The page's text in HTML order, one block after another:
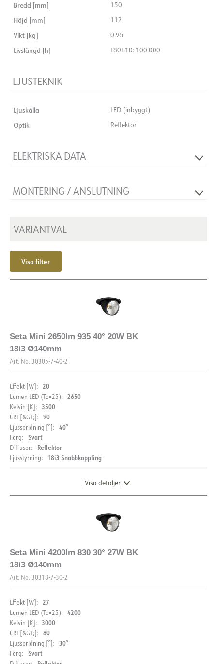
Bredd [mm] 150
Höjd [mm] 112
Vikt [kg] 0.95
Livslängd [h] L80B10: 100 000
LJUSTEKNIK
Ljuskälla LED (inbyggt)
Optik Reflektor
ELEKTRISKA DATA
Spänning [V] 230V 50Hz
Max. last per kurs - B16
40
25
150
MONTERING / ANSLUTNING
Håltagning [mm]
VARIANTVAL
Visa filter
Seta Mini 2650lm 935 40° 20W BK
18i3 Ø140mm
Art. No. 30305-7-40-2
Effekt [W]: 20
Lumen LED (Tc=25): 2650
Kelvin [K]: 3500
CRI [&GT;]: 90
Ljusspridning [°]: 40°
Färg: Svart
Diffusor: Reflektor
Ljusstyrning: 18i3 Snabbkoppling
Visa detaljer
DIMENSIONER OCH LJUSFÖRDELNING
Seta Mini 4200lm 830 30° 27W BK
18i3 Ø140mm
Art. No. 30318-7-30-2
Effekt [W]: 27
Lumen LED (Tc=25): 4200
Kelvin [K]: 3000
CRI [&GT;]: 80
Ljusspridning [°]: 30°
Färg: Svart